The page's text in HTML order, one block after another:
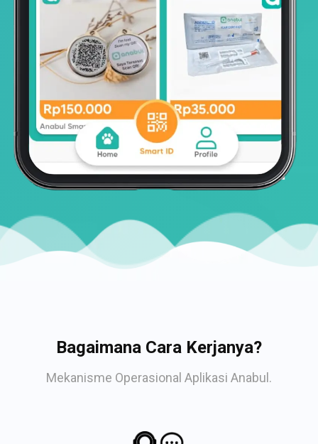
Bagaimana Cara Kerjanya?
Mekanisme Operasional Aplikasi Anabul.